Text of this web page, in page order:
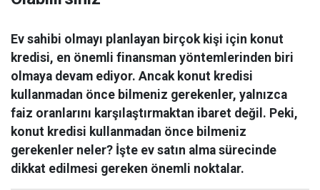
Ev sahibi olmayı planlayan birçok kişi için konut
kredisi, en önemli finansman yöntemlerinden biri
olmaya devam ediyor. Ancak konut kredisi
kullanmadan önce bilmeniz gerekenler, yalnızca
faiz oranlarını karşılaştırmaktan ibaret değil. Peki,
konut kredisi kullanmadan önce bilmeniz
gerekenler neler? İşte ev satın alma sürecinde
dikkat edilmesi gereken önemli noktalar.